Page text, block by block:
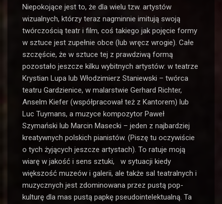
Niepokojące jest to, że dla wielu tzw. artystów
wizualnych, którzy teraz nagminnie imitują swoją
twórczością teatr i film, coś takiego jak pojęcie formy
w sztuce jest zupełnie obce (lub wręcz wrogie). Całe
szczęście, że w sztuce tej z prawdziwą formą
pozostało jeszcze kilku wybitnych artystów: w teatrze
Krystian Lupa lub Włodzimierz Staniewski – twórca
teatru Gardzienice, w malarstwie Gerhard Richter,
Anselm Kiefer (współpracował też z Kantorem) lub
Luc Tuymans, a muzyce kompozytor Paweł
Szymański lub Marcin Masecki – jeden z najbardziej
kreatywnych polskich pianistów. (Piszę tu oczywiście
o tych żyjących jeszcze artystach). To ratuje moją
wiarę w jakość i sens sztuki, w sytuacji kiedy
większość muzeów i galerii, ale także sal teatralnych i
muzycznych jest zdominowana przez pustą pop-
kulturę dla mas pustą papkę pseudointelektualną. Ta